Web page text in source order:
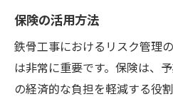
保険の活用方法
鉄骨工事におけるリスク管理
は非常に重要です。保険は、
の経済的な負担を軽減する役